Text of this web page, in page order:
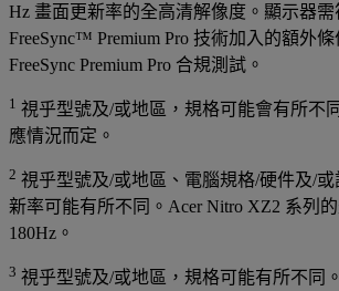
Hz 畫面更新率的全高清解像度。顯示器
FreeSync™ Premium Pro 技術加入的額外
FreeSync Premium Pro 合規測試。
1 視乎型號及/或地區，規格可能會有所不
應情況而定。
2 視乎型號及/或地區、電腦規格/硬件及/
新率可能有所不同。Acer Nitro XZ2 系列
180Hz。
3 視乎型號及/或地區，規格可能有所不同